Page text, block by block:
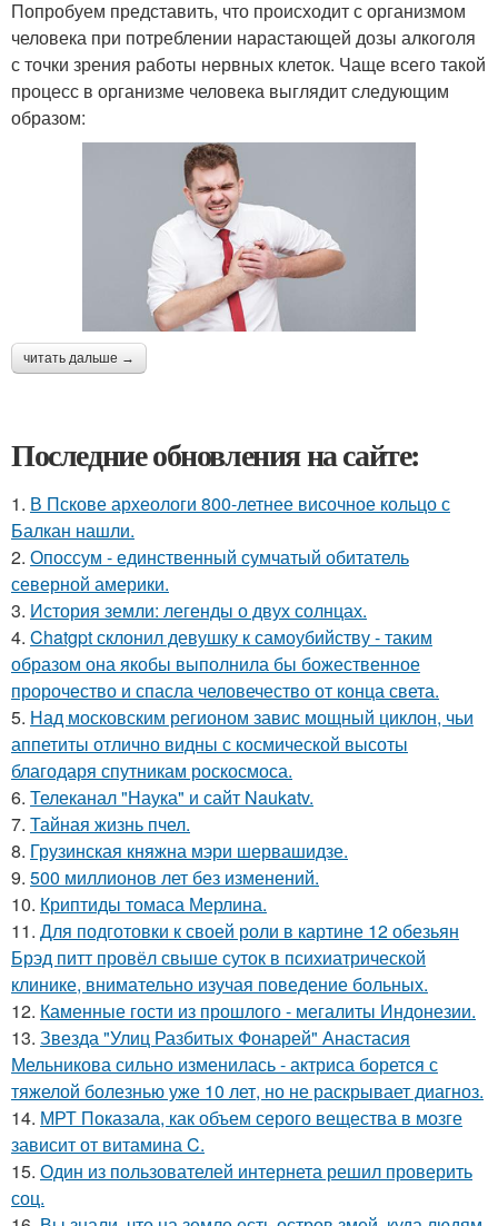
Попробуем представить, что происходит с организмом
человека при потреблении нарастающей дозы алкоголя
с точки зрения работы нервных клеток. Чаще всего такой
процесс в организме человека выглядит следующим
образом:
читать дальше →
Последние обновления на сайте:
1. В Пскове археологи 800-летнее височное кольцо с
Балкан нашли.
2. Опоссум - единственный сумчатый обитатель
северной америки.
3. История земли: легенды о двух солнцах.
4. Chatgpt склонил девушку к самоубийству - таким
образом она якобы выполнила бы божественное
пророчество и спасла человечество от конца света.
5. Над московским регионом завис мощный циклон, чьи
аппетиты отлично видны с космической высоты
благодаря спутникам роскосмоса.
6. Телеканал "Наука" и сайт Naukatv.
7. Тайная жизнь пчел.
8. Грузинская княжна мэри шервашидзе.
9. 500 миллионов лет без изменений.
10. Криптиды томаса Мерлина.
11. Для подготовки к своей роли в картине 12 обезьян
Брэд питт провёл свыше суток в психиатрической
клинике, внимательно изучая поведение больных.
12. Каменные гости из прошлого - мегалиты Индонезии.
13. Звезда "Улиц Разбитых Фонарей" Анастасия
Мельникова сильно изменилась - актриса борется с
тяжелой болезнью уже 10 лет, но не раскрывает диагноз.
14. МРТ Показала, как объем серого вещества в мозге
зависит от витамина C.
15. Один из пользователей интернета решил проверить
соц.